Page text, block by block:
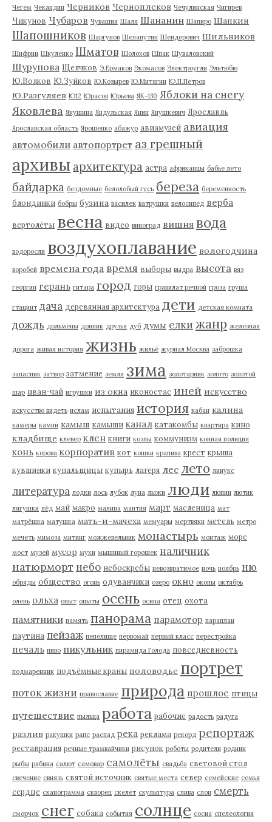
Чегем Чекандин Черников Черноплеков Чечулинская Чигирев
Чикунов Чубаров Чувашия Шаля Шананин Шапиро Шапкин
Шапошников Шаргунов Шелапутин Шендерович Шильников
Шифрин Шкуленко Шматов Шолохов Шпак Шуваловский
Шурупова Щелчков Э.Ермаков Экомасов Электроугли Эльтюбю
Ю.Волков Ю.Зуйков Ю.Козырев Ю.Митягин Ю.П.Петров
Ю.Разгуляев Ю12 Юрасов Юрьева ЯК-130 Яблоки на снегу
Яковлева Якушина Яндульская Янин Янушкевич Ярославль
Ярославская область Ярошенко абажур авиамузей авиация
автомобили автопортрет аз грешный
архивы архитектура астра африканцы бабье лето
байдарка бездомные белолобый гусь береза беременность
блондинки бобры бузина василек ватрушки велосипед верба
вертолёты весна видео виноград вишня вода
водоросли воздухоплавание вологодчина
воробей времена года время выборы выдра высота вяз
георгин герань гитара город горы гравилат речной гроза груша
гтацинт дача деревянная архитектура дети детская комната
дождь дольмены донник друзья дуб думы елки жанр железная
дорога живая история жизнь жильё журнал Москва заброшка
запасник затвор затмение земля зима золотарник золото золотой
шар иван-чай игрушки из окна иконостас иней искусство
искусство видеть ислам испытания история кабан калина
камеры камни камыш камыши канал катакомбы квартира кино
кладбище клевер клен книги козлы коммунизм конная полиция
конь корова корпоратив кот кошки крапива крест крыша
кувшинки купальщицы купырь лагеря лес лето линукс
литература лодки лось лубок луна лыжи люди люпин лютик
лягушки лёд май макро малина мантия март масленица мат
матрёшка матушка мать-и-мачеха мемуары мертвяки метель метро
мечеть мимоза митинг можжевельник монастырь монтаж море
мост музей мусор мухи мышиный горошек наличник
натюрморт небо небоскребы невозвратимое ночь ноябрь ню
обряды общество огонь одуванчики озеро окно окопы октябрь
олень ольха опыт опыты осень осина отец охота
памятники память панорама парамотор параплан
паутина пейзаж пепелище первомай первый класс перестройка
печаль пиво пикульник пирамида Голода повседневность
подмаренник подъёмные краны половодье портрет
поток жизни православие природа прошлое птицы
путешествие пыльца работа рабочие радость радуга
разлив ракушки рапс распад река реклама рекорд репортаж
реставрация речные трамвайчики рисунок роботы родители родник
рыбы рябина салют самовар самолёты свадьба световой стол
свечение свиязь святой источник святые места север семейские семья
сердце сканограмма скворец скелет скульптура слива слон смерть
сморчок снег собака события солнце сосна спелеология